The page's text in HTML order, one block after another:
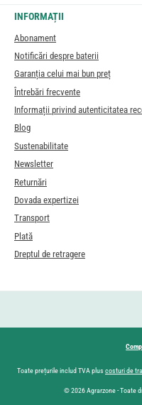
INFORMAȚII
Abonament
Notificări despre baterii
Garanția celui mai bun preț
Întrebări frecvente
Informații privind autenticitatea
Blog
Sustenabilitate
Newsletter
Returnări
Dovada expertizei
Transport
Plată
Dreptul de retragere
Toate prețurile includ TVA plus costuri de
© 2026 Agrarzone - Toate